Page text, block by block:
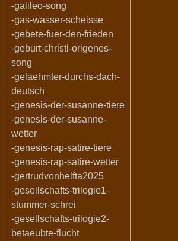
-galileo-song
-gas-wasser-scheisse
-gebete-fuer-den-frieden
-geburt-christi-origenes-
song
-gelaehmter-durchs-dach-
deutsch
-genesis-der-susanne-tiere
-genesis-der-susanne-
wetter
-genesis-rap-satire-tiere
-genesis-rap-satire-wetter
-gertrudvonhelfta2025
-gesellschafts-trilogie1-
stummer-schrei
-gesellschafts-trilogie2-
betaeubte-flucht